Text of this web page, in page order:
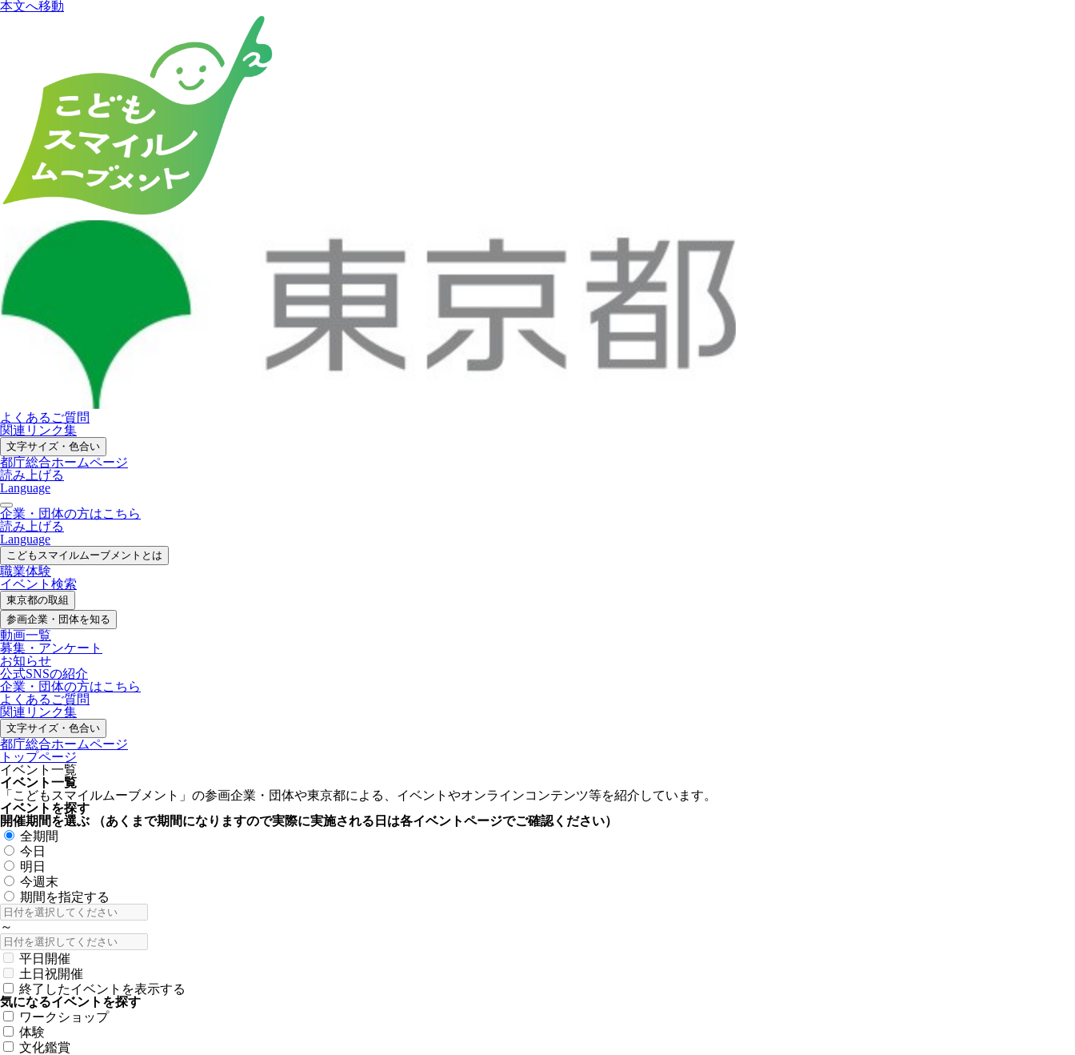
本文へ移動
よくあるご質問
関連リンク集
文字サイズ・色合い
都庁総合ホームページ
読み上げる
Language
企業・団体の方はこちら
読み上げる
Language
こどもスマイルムーブメントとは
職業体験
イベント検索
東京都の取組
参画企業・ 団体を知る
動画一覧
募集・ アンケート
お知らせ
公式SNSの紹介
企業・団体の方はこちら
よくあるご質問
関連リンク集
文字サイズ・色合い
都庁総合ホームページ
トップページ
イベント一覧
イベント一覧
「こどもスマイルムーブメント」の参画企業・団体や東京都による、イベントやオンラインコンテンツ等を紹介しています。
イベントを探す
開催期間を選ぶ
（あくまで期間になりますので実際に実施される日は各イベントページでご確認ください）
全期間
今日
明日
今週末
期間を指定する
～
平日開催
土日祝開催
終了したイベントを表示する
気になるイベントを探す
ワークショップ
体験
文化鑑賞